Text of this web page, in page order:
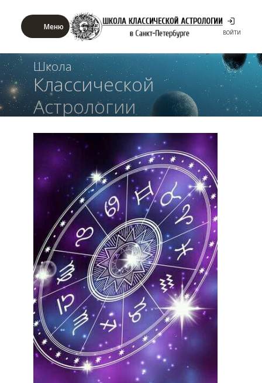
Меню
ВОЙТИ
Школа
Классической
Астрологии